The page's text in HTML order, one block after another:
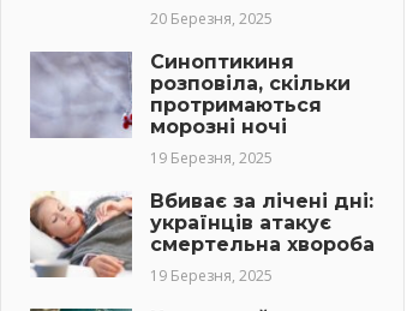
20 Березня, 2025
Синоптикиня
розповіла, скільки
протримаються
морозні ночі
19 Березня, 2025
Вбиває за лічені дні:
українців атакує
смертельна хвороба
19 Березня, 2025